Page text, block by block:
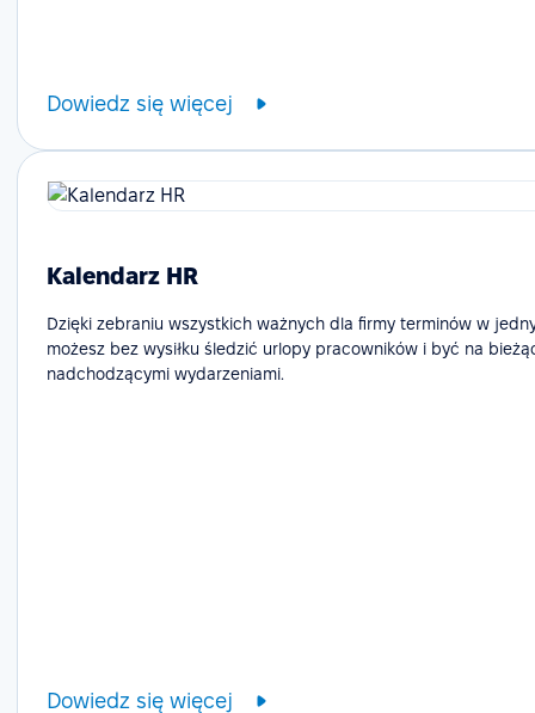
Dowiedz się więcej
Kalendarz HR
Dzięki zebraniu wszystkich ważnych dla firmy terminów w
możesz bez wysiłku śledzić urlopy pracowników i być na
nadchodzącymi wydarzeniami.
Dowiedz się więcej